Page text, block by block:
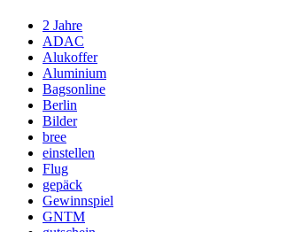
2 Jahre
ADAC
Alukoffer
Aluminium
Bagsonline
Berlin
Bilder
bree
einstellen
Flug
gepäck
Gewinnspiel
GNTM